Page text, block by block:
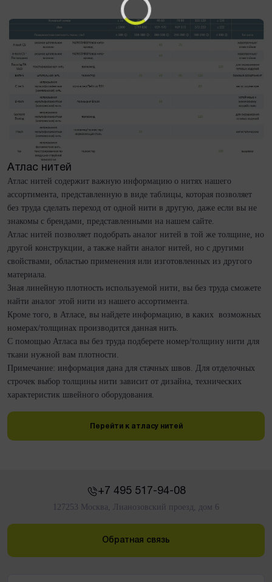
Атлас нитей
Атлас нитей содержит важную информацию о нитях нашего
ассортимента, представленную в виде таблицы, которая позволяет
без труда сделать переход от одной нити в другую, даже если вы не
знакомы с брендами, представленными на нашем сайте.
Атлас нитей позволяет подобрать аналог нитей в той же толщине, но
другой конструкции, а также найти аналог нитей, но с другими
свойствами, областью применения или изготовленных из другого
материала.
Зная линейную плотность используемой нити, вы без труда сможете
найти аналог этой нити из нашего ассортимента.
Кроме того, в Атласе, вы найдете информацию, в каких возможных
номерах/толщинах производится данная нить.
С помощью Атласа вы без труда подберете номер/толщину нити для
ткани нужной вам плотности.
Примечание: информация дана для стачных швов. Для отделочных
строчек выбор толщины нити зависит от дизайна, технических
Перейти к атласу нитей
+7 495 517-94-08
127253 Москва, Лианозовский проезд, дом 6
Обратная связь